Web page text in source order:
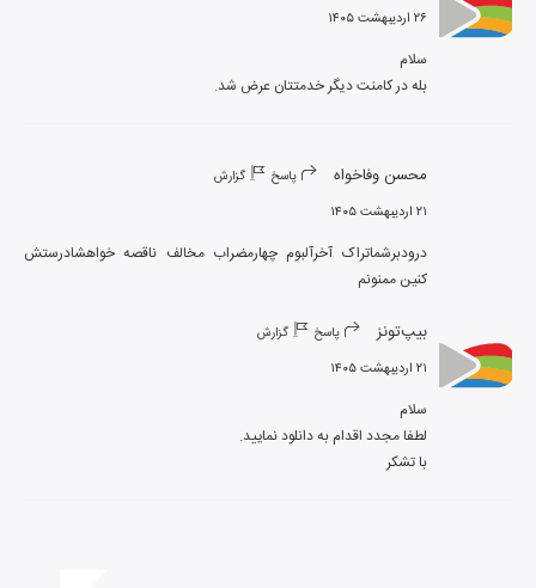
۲۶ اردیبهشت ۱۴۰۵
بله در کامنت دیگر خدمتتان عرض شد.
محسن وفاخواه پاسخ گزارش
۲۱ اردیبهشت ۱۴۰۵
کنین ممنونم
بیپ‌تونز پاسخ گزارش
۲۱ اردیبهشت ۱۴۰۵
با تشکر